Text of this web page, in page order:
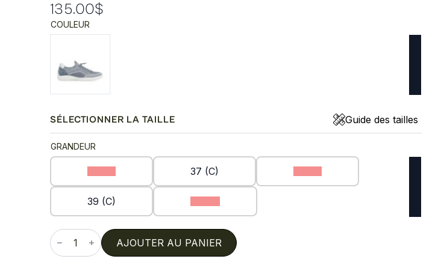
135.00$
COULEUR
SÉLECTIONNER LA TAILLE Guide des tailles
GRANDEUR
37 (C)
39 (C)
quantité
de
R3518
AJOUTER AU PANIER